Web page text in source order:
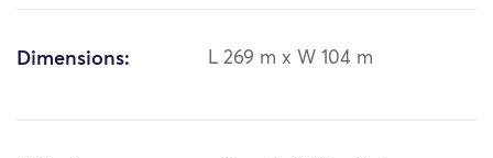
Dimensions: L 269 m x W 104 m